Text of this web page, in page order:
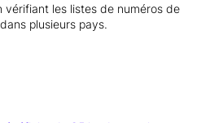
vérifiant les listes de numéros de
plusieurs pays.